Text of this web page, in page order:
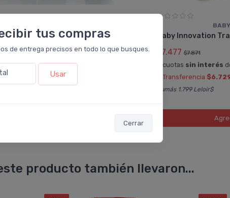
tus compras
de entrega precisos en todo lo que busques.
Usar
Cerrar
Protector Para Dedos
de$1.297
$7.006 EXTRA OFF
Baby Innovation
$7.477 $7.871
6 cuotas sin interés
ó Transferencia
Sumás 1.799 Leloir$
producto también llevaron...